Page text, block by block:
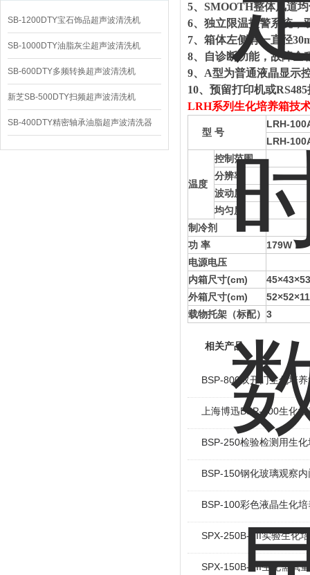
SB-1200DTY宝石饰品超声波清洗机
SB-1000DTY油脂灰尘超声波清洗机
SB-600DTY多频转换超声波清洗机
新芝SB-500DTY扫频超声波清洗机
SB-400DTY精密轴承油脂超声波清洗器
5、SMOOTH整体风道
6、独立限温报警系统
7、箱体左侧有一直径
8、自诊断功能，故障全
9、A型为普通液晶显示
10、预留打印机或
LRH系列生化培养箱技
型 号
LRH-
LRH-
温度
控制范围
分辨率
波动度
均匀度
±1℃
制冷剂
功 率
179W
电源电压
内箱尺寸(cm)
45×43×53
外箱尺寸(cm)
载物托架（标配） 3
相关产品
BSP-800双开门生化培养
上海博迅BSP-400生化
BSP-250检验检测用生
BSP-150钢化玻璃观察
BSP-100彩色液晶生化
SPX-250B-ZII实验生化
SPX-150B-ZII生化需氧